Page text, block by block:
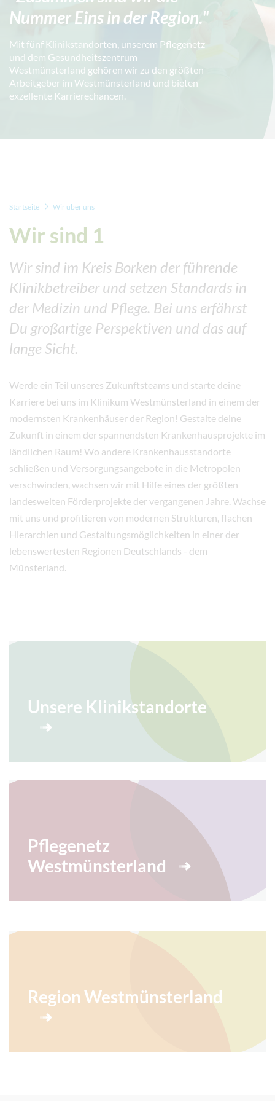
Nummer Eins in der Region."
Mit fünf Klinikstandorten, unserem Pflegenetz
und dem Gesundheitszentrum
Westmünsterland gehören wir zu den größten
Arbeitgeber im Westmünsterland und bieten
exzellente Karrierechancen.
Startseite Wir über uns
Wir sind 1
Wir sind im Kreis Borken der führende
Klinikbetreiber und setzen Standards in
der Medizin und Pflege. Bei uns erfährst
Du großartige Perspektiven und das auf
lange Sicht.
Werde ein Teil unseres Zukunftsteams und starte deine
Karriere bei uns im Klinikum Westmünsterland in einem der
modernsten Krankenhäuser der Region! Gestalte deine
Zukunft in einem der spannendsten Krankenhausprojekte im
ländlichen Raum! Wo andere Krankenhausstandorte
schließen und Versorgungsangebote in die Metropolen
verschwinden, wachsen wir mit Hilfe eines der größten
landesweiten Förderprojekte der vergangenen Jahre. Wachse
mit uns und profitieren von modernen Strukturen, flachen
Hierarchien und Gestaltungsmöglichkeiten in einer der
lebenswertesten Regionen Deutschlands - dem
Münsterland.
Unsere Klinikstandorte
Pflegenetz
Westmünsterland
Region Westmünsterland